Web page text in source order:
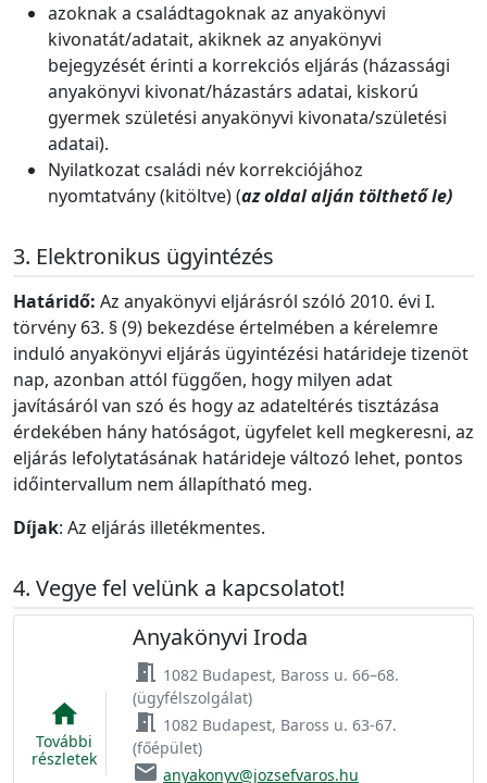
azoknak a családtagoknak az anyakönyvi
kivonatát/adatait, akiknek az anyakönyvi
bejegyzését érinti a korrekciós eljárás (házassági
anyakönyvi kivonat/házastárs adatai, kiskorú
gyermek születési anyakönyvi kivonata/születési
adatai).
Nyilatkozat családi név korrekciójához
nyomtatvány (kitöltve) (az oldal alján tölthető le)
Elektronikus ügyintézés
Határidő: Az anyakönyvi eljárásról szóló 2010. évi I.
törvény 63. § (9) bekezdése értelmében a kérelemre
induló anyakönyvi eljárás ügyintézési határideje tizenöt
nap, azonban attól függően, hogy milyen adat
javításáról van szó és hogy az adateltérés tisztázása
érdekében hány hatóságot, ügyfelet kell megkeresni, az
eljárás lefolytatásának határideje változó lehet, pontos
időintervallum nem állapítható meg.
Díjak: Az eljárás illetékmentes.
Vegye fel velünk a kapcsolatot!
home
További
részletek
Anyakönyvi Iroda
meeting_room 1082 Budapest, Baross u. 66–68.
(ügyfélszolgálat)
meeting_room 1082 Budapest, Baross u. 63-67.
(főépület)
email anyakonyv@jozsefvaros.hu